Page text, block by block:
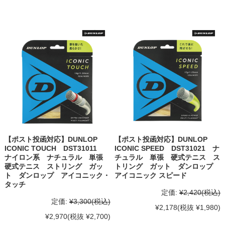
【ポスト投函対応】DUNLOP
ICONIC TOUCH DST31011
ナイロン系 ナチュラル 単張
硬式テニス ストリング ガッ
ト ダンロップ アイコニック・
タッチ
定価: ¥3,300(税込)
¥2,970(税抜 ¥2,700)
【ポスト投函対応】DUNLOP
ICONIC SPEED DST31021 ナ
チュラル 単張 硬式テニス ス
トリング ガット ダンロップ
アイコニック スピード
定価: ¥2,420(税込)
¥2,178(税抜 ¥1,980)